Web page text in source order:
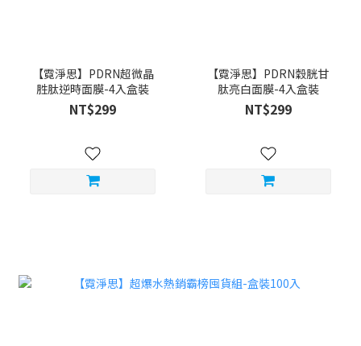
【霓淨思】PDRN超微晶
胜肽逆時面膜-4入盒裝
NT$299
【霓淨思】PDRN穀胱甘
肽亮白面膜-4入盒裝
NT$299